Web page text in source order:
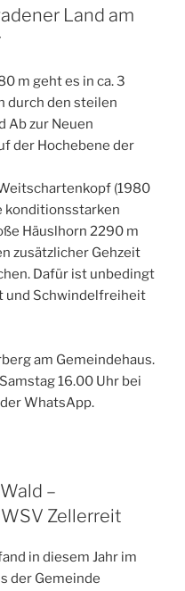
Land am
m geht es in ca. 3
durch den steilen
Ab zur Neuen
der Hochebene der
(1980
konditionsstarken
Häuslhorn 2290 m
zusätzlicher Gehzeit
Dafür ist unbedingt
und Schwindelfreiheit
am Gemeindehaus.
16.00 Uhr bei
WhatsApp.
–
Zellerreit
in diesem Jahr im
der Gemeinde